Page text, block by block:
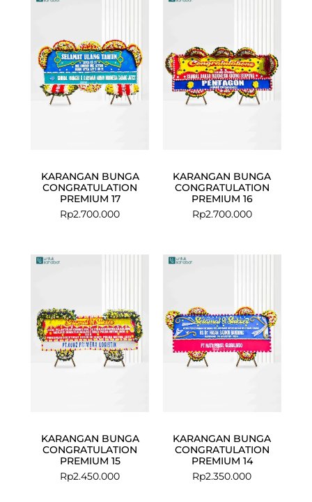
KARANGAN BUNGA
CONGRATULATION
PREMIUM 17
Rp2.700.000
KARANGAN BUNGA
CONGRATULATION
PREMIUM 16
Rp2.700.000
KARANGAN BUNGA
CONGRATULATION
PREMIUM 15
Rp2.450.000
KARANGAN BUNGA
CONGRATULATION
PREMIUM 14
Rp2.350.000